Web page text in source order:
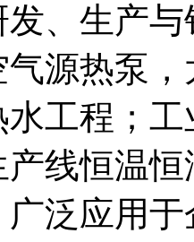
、生产
源热泵
工程；
线恒温
泛应用